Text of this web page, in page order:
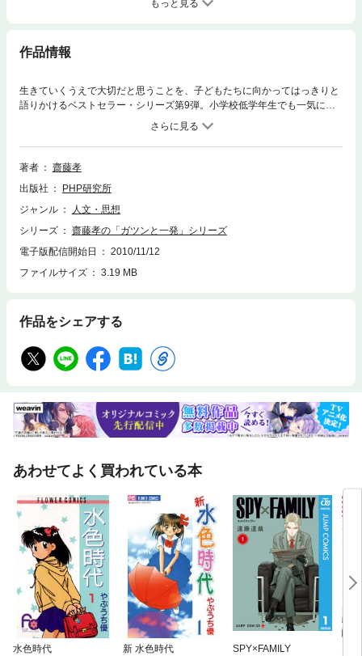
もっと見る
作品情報
生きていくうえで大切だと思うことを、子どもたちに向かってはっきりと
語りかけるベストセラー・シリーズ第9弾。小学校低学年生でも一気に読
めるように、総ルビをふり、挿絵も豊富に楽しい本に仕上げました。ピア
ノの発表会、野球やサッカーの試合、学校のテスト……絶対に失敗したく
ないときって、あるでしょう？ そんなときキミに力をくれて、キミを助
けてくれる不思議なおまじないが「心・技・体」だ。つまり、「こころ」
事だ、ってことを思い出させてくれるおまじないだ。この3つのエネルギ
ーを強くする方法をバッチリ教えちゃおう！おもな内容は「格闘家の吉田
決まってる！）」「自分が得意なことはなにか考えてごらん」「3・2・15
の呼吸法」など。パワーを全開にしてピンチを切り抜けるための一冊。
著者
齋藤孝
出版社
PHP研究所
ジャンル
人文・思想
シリーズ
齋藤孝の「ガツンと一発」シリーズ
電子版配信開始日
2010/11/12
ファイルサイズ
3.19 MB
作品をシェアする
あわせてよく買われている本
水色時代 新 水色時代 SPY×FAMILY